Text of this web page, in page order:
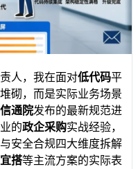
人，我在面对低代码平
砌，而是实际业务场景
信通院发布的最新规范进
的政企采购实战经验，
安全合规四大维度拆解
搭等主流方案的实际表